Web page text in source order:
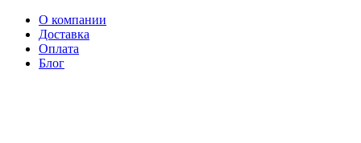
О компании
Доставка
Оплата
Блог